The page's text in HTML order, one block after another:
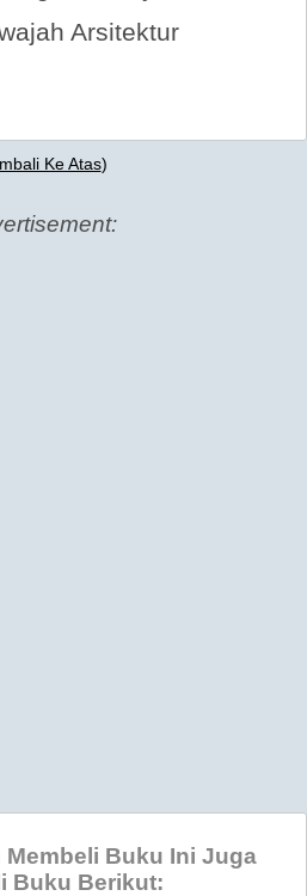
Arsitektur
Ke Atas)
Buku Ini Juga
Buku Berikut: